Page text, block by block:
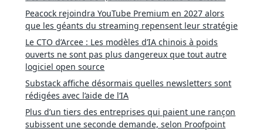
Peacock rejoindra YouTube Premium en 2027 alors
que les géants du streaming repensent leur stratégie
Le CTO d’Arcee : Les modèles d’IA chinois à poids
ouverts ne sont pas plus dangereux que tout autre
logiciel open source
Substack affiche désormais quelles newsletters sont
rédigées avec l’aide de l’IA
Plus d’un tiers des entreprises qui paient une rançon
subissent une seconde demande, selon Proofpoint